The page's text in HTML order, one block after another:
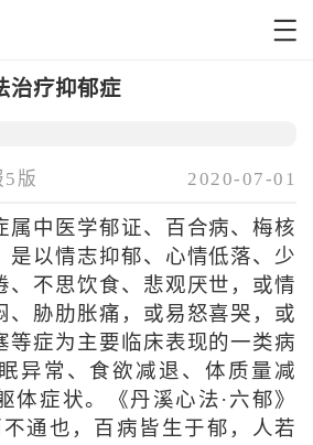
治疗抑郁症
5版 2020-07-01
中医学郁证、百合病、梅核
是以情志抑郁、心情低落、少
、不思饮食、悲观厌世，或情
、胁肋胀痛，或易怒喜哭，或
等症为主要临床表现的一类病
异常、食欲减退、体质量减
体症状。《丹溪心法·六郁》
通也，百病皆生于郁，人若